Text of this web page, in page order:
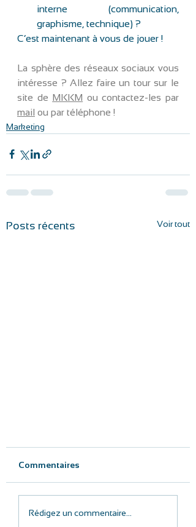
interne (communication,
graphisme, technique) ?
C’est maintenant à vous de jouer !
La sphère des réseaux sociaux vous
intéresse ? Allez faire un tour sur le
site de MKKM
mail ou par téléphone !
Marketing
Posts récents Voir tout
Commentaires
Rédigez un commentaire...